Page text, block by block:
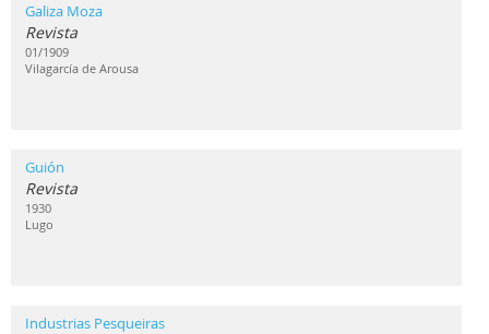
Galiza Moza
Revista
01/1909
Vilagarcía de Arousa
Guión
Revista
1930
Lugo
Industrias Pesqueiras